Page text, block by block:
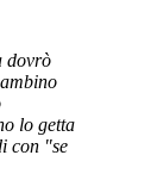
dovrò
lo getta
con "se